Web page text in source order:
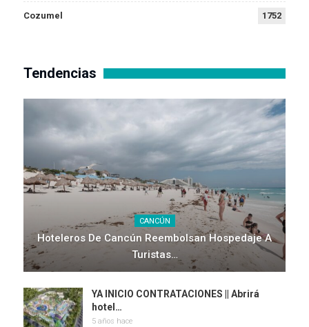
Cozumel 1752
Tendencias
CANCÚN
Hoteleros De Cancún Reembolsan Hospedaje A
Turistas…
YA INICIO CONTRATACIONES || Abrirá
hotel…
5 años hace